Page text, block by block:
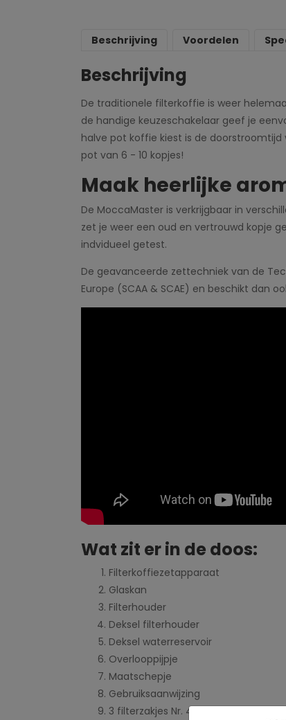
Beschrijving Voordelen
Beschrijving
De traditionele filterkoffie is weer
de handige keuzeschakelaar geef je
halve pot koffie kiest is de
pot van 6 - 10 kopjes!
Maak heerlijke
De MoccaMaster is verkrijgbaar in
zet je weer een oud en vertrouwd kopje
indvidueel getest.
De geavanceerde zettechniek van de
Europe (SCAA & SCAE) en beschikt dan
Wat zit er in de doos:
Filterkoffiezetapparaat
Glaskan
Filterhouder
Deksel filterhouder
Deksel waterreservoir
Overlooppijpje
Maatschepje
Gebruiksaanwijzing
3 filterzakjes Nr. 4